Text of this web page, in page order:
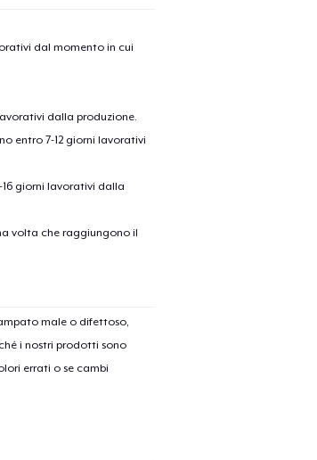
dal momento in cui
dalla produzione.
entro 7-12 giorni lavorativi
giorni lavorativi dalla
volta che raggiungono il
male o difettoso,
i nostri prodotti sono
errati o se cambi